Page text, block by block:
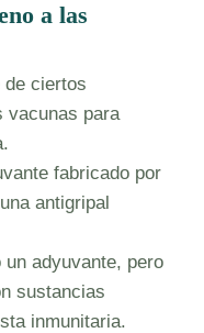
a las
de ciertos
vacunas para
fabricado por
antigripal
adyuvante, pero
sustancias
inmunitaria.